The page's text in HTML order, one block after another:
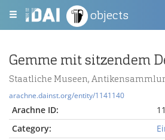
objects
Staatliche Museen,
arachne.dainst.org/entity/1141140
Arachne ID:
Category: